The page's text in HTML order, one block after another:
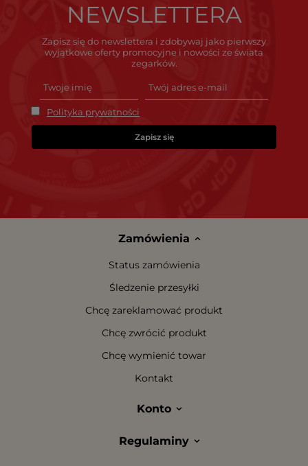
NEWSLETTERA
Zapisz się do newslettera i zdobywaj jako pierwszy
wyjątkowe oferty promocyjne i nowości ze świata
zegarków.
Polityka prywatności
Zapisz się
Zamówienia
Status zamówienia
Śledzenie przesyłki
Chcę zareklamować produkt
Chcę zwrócić produkt
Chcę wymienić towar
Kontakt
Konto
Regulaminy